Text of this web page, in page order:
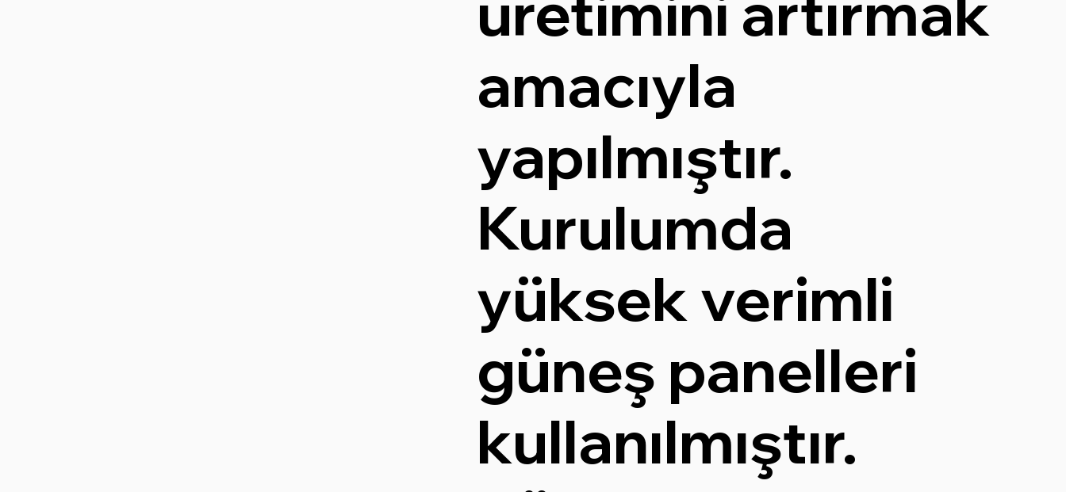
amacıyla
yapılmıştır.
Kurulumda
yüksek verimli
güneş panelleri
kullanılmıştır.